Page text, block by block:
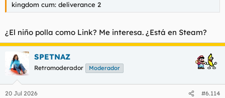
kingdom cum: deliverance 2
¿El niño polla como Link? Me interesa. ¿Está en Steam?
SPETNAZ
Retromoderador Moderador
20 Jul 2026 #6.114